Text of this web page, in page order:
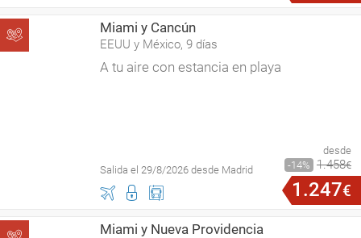
Miami y Cancún
EEUU y México, 9 días
A tu aire con estancia en playa
Salida el 29/8/2026 desde Madrid
desde
14
1.458€
1 .247€
Miami y Nueva Providencia